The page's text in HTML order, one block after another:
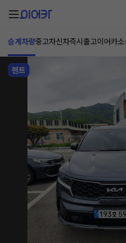
승계차량중고차신차즉시출고이어카소
렌트